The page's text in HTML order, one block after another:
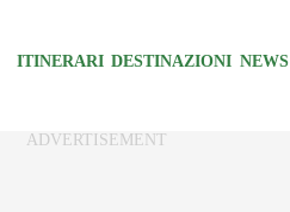
ITINERARI DESTINAZIONI NEWS